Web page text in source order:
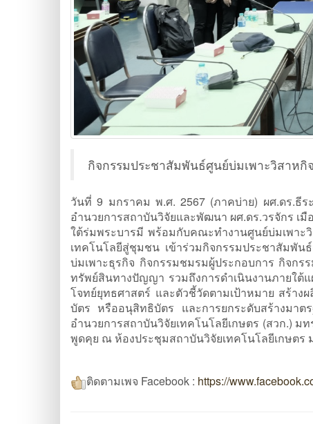
กิจกรรมประชาสัมพันธ์ศูนย์บ่มเพาะวิสาห
วันที่ 9 มกราคม พ.ศ. 2567 (ภาคบ่าย) ผศ.ดร.ธีร
อำนวยการสถาบันวิจัยและพัฒนา ผศ.ดร.วรจักร เ
ใต้ร่มพระบารมี พร้อมกับคณะทำงานศูนย์บ่มเพา
เทคโนโลยีสู่ชุมชน เข้าร่วมกิจกรรมประชาสัมพัน
บ่มเพาะธุรกิจ กิจกรรมชมรมผู้ประกอบการ กิจกร
ทรัพย์สินทางปัญญา รวมถึงการดำเนินงานภายใต้
โจทย์ยุทธศาสตร์ และตัวชี้วัดตามเป้าหมาย สร้า
บัตร หรืออนุสิทธิบัตร และการยกระดับสร้างมา
อำนวยการสถาบันวิจัยเทคโนโลยีเกษตร (สวก.)
พูดคุย ณ ห้องประชุมสถาบันวิจัยเทคโนโลยีเกษตร
ติดตามเพจ Facebook : https://